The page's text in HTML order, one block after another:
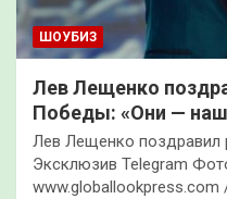
ШОУБИЗ
Лев Лещенко
Победы: «Они —
Лев Лещенко
Эксклюзив Telegram
www.globallookpress.com